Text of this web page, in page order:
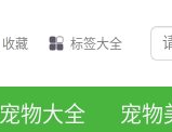
收藏 标签大全
宠物大全 宠物